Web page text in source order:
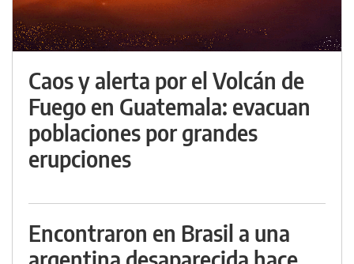
Caos y alerta por el Volcán de
Fuego en Guatemala: evacuan
poblaciones por grandes
erupciones
Encontraron en Brasil a una